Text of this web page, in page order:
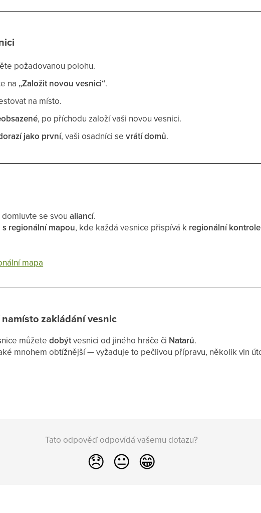
požadovanou polohu.
na „Založit novou vesnici“.
na místo.
, po příchodu založí vaši novou vesnici.
jako první, vaši osadníci sevrátí domů.
domluvte se svoualiancí.
s regionální mapou, kde každá vesnice přispívá k regionální kontrole
mapa
zakládání vesnic
můžetedobýtvesnici od jiného hráče či Natarů.
mnohem obtížnější — vyžaduje to pečlivou přípravu, několik vln
Tato odpověď odpovídá vašemu dotazu?
😞 😐 😁